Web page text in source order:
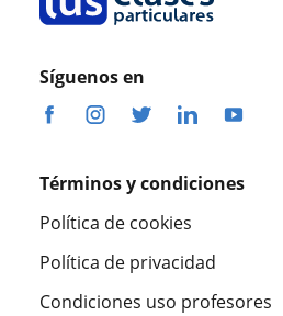
Síguenos en
Términos y condiciones
Política de cookies
Política de privacidad
Condiciones uso profesores